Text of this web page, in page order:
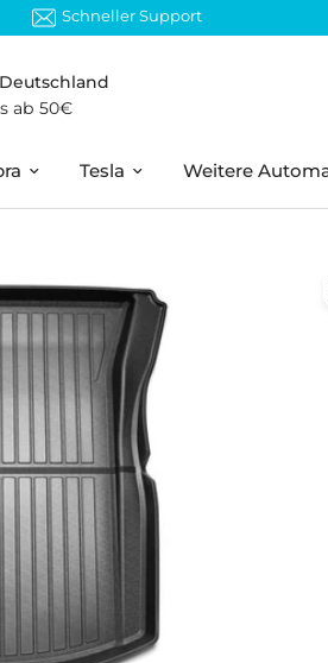
Schneller Support
ab 50€
Tesla Weitere